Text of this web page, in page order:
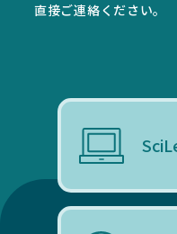
直接ご連絡ください。